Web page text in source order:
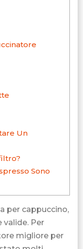
Un
Sono
per cappuccino,
Per
migliore per